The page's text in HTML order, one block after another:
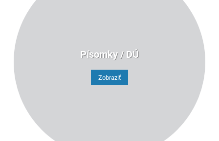
Písomky / DÚ
Zobraziť